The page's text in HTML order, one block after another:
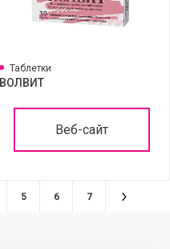
Таблетки
ВОЛВИТ
Веб-сайт
5 6 7